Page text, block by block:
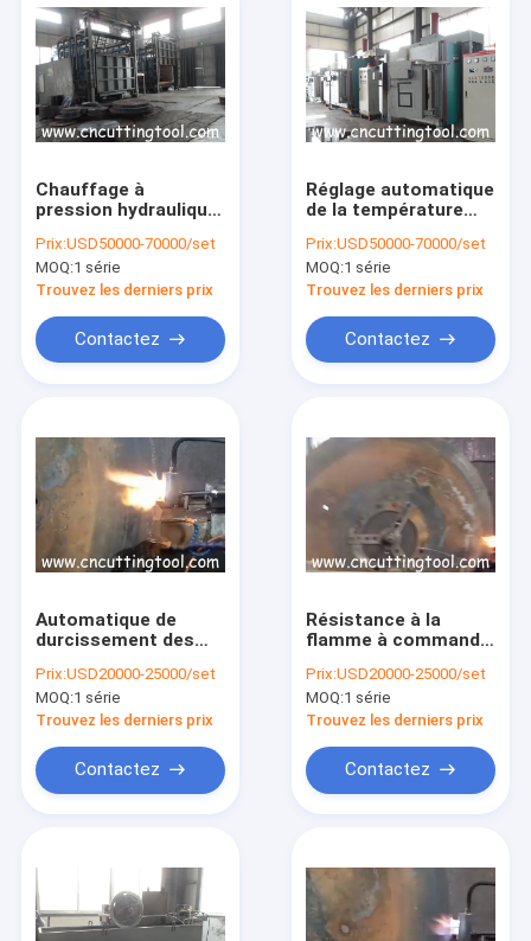
Produits
A propos de nous
Visite d'usine
Demande de soumission
Lames de scie à chaud
Le CTT scie la lame
Scie froide volante
Chauffage à
pression hydraulique
Prix:USD50000-70000/set
MOQ:1 série
Trouvez les derniers prix
Contactez
Réglage automatique
de la température
température à lames
de scie circulaires
Prix:USD50000-70000/set
MOQ:1 série
Trouvez les derniers prix
Contactez
Automatique de
durcissement des
durcissement des
dents 1200-2500mm
scie circulaire
durcissement de la
pointe des dents
chauve
Prix:USD20000-25000/set
MOQ:1 série
Trouvez les derniers prix
Contactez
Résistance à la
flamme à commande
2500 mm machine de
durcissement de la
pointe de la tige de la
Prix:USD20000-25000/set
MOQ:1 série
Trouvez les derniers prix
Contactez